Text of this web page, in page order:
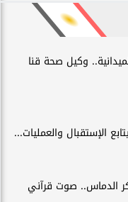
وكيل صحة قنا
الإستقبال والعمليات...
الدماس.. صوت قرآني